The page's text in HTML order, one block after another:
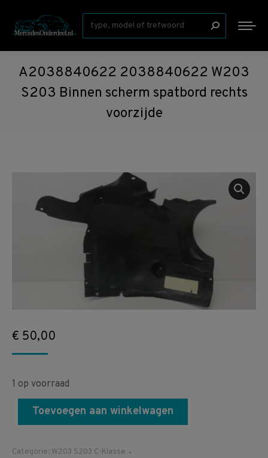
Zoeken:
A2038840622 2038840622 W203
S203 Binnen scherm spatbord rechts
voorzijde
€ 50,00
1 op voorraad
Toevoegen aan winkelwagen
Categorie: W203 S203 C-Klasse